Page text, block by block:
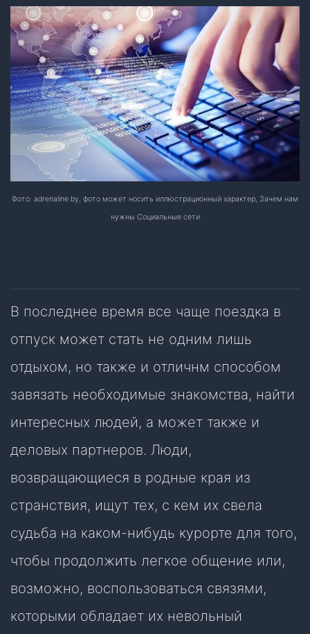
Фото: adrenaline.by, фото может носить иллюстрационный характер, Зачем нам
нужны Социальные сети
В последнее время все чаще поездка в
отпуск может стать не одним лишь
отдыхом, но также и отличнм способом
завязать необходимые знакомства, найти
интересных людей, а может также и
деловых партнеров. Люди,
возвращающиеся в родные края из
странствия, ищут тех, с кем их свела
судьба на каком-нибудь курорте для того,
чтобы продолжить легкое общение или,
возможно, воспользоваться связями,
которыми обладает их невольный